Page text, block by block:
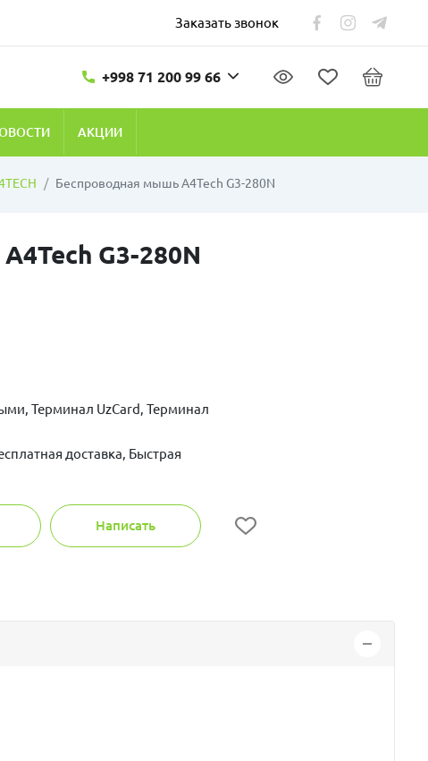
Заказать звонок
+998 71 200 99 66
АКЦИИ
Беспроводная мышь A4Tech G3-280N
G3-280N
Терминал UzCard, Терминал
доставка, Быстрая
Написать